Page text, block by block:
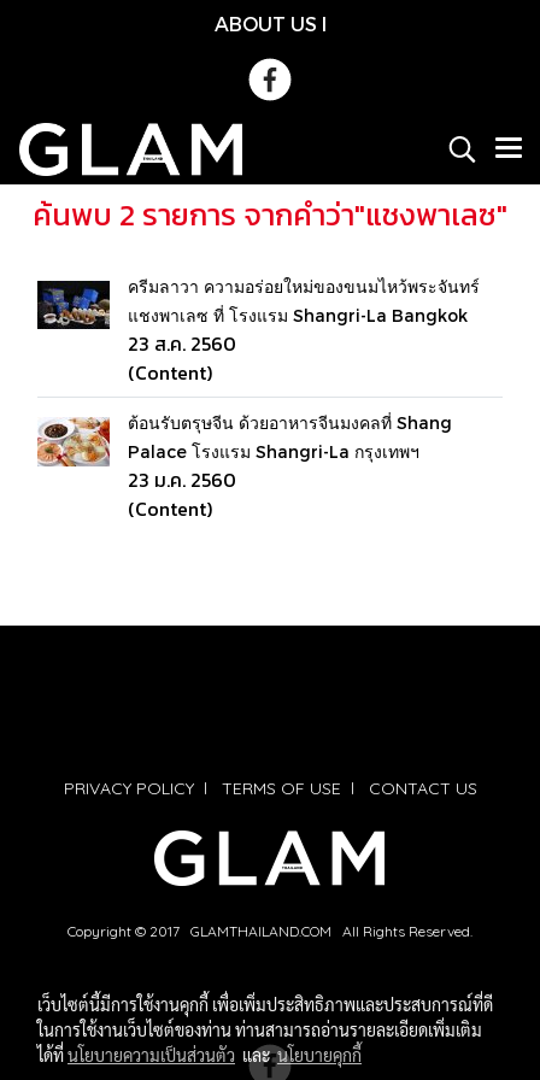
ABOUT US l
ค้นพบ 2 รายการ จากคำว่า"แชงพาเลซ"
ครีมลาวา ความอร่อยใหม่ของขนมไหว้พระจันทร์
แชงพาเลซ ที่ โรงแรม Shangri-La Bangkok
23 ส.ค. 2560
(Content)
ต้อนรับตรุษจีน ด้วยอาหารจีนมงคลที่ Shang
Palace โรงแรม Shangri-La กรุงเทพฯ
23 ม.ค. 2560
(Content)
PRIVACY POLICYl TERMS OF USE l CONTACT US
Copyright © 2017 GLAMTHAILAND.COM All Rights Reserved.
เว็บไซต์นี้มีการใช้งานคุกกี้ เพื่อเพิ่มประสิทธิภาพและประสบการณ์ที่ดี
ในการใช้งานเว็บไซต์ของท่าน ท่านสามารถอ่านรายละเอียดเพิ่มเติม
ได้ที่นโยบายความเป็นส่วนตัว และนโยบายคุกกี้